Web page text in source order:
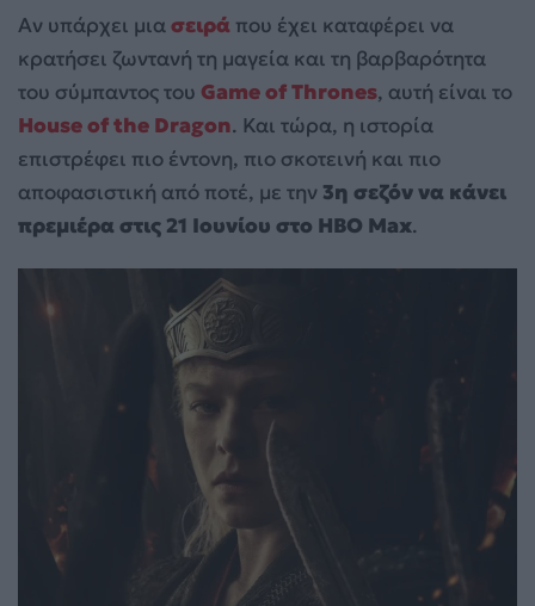
Αν υπάρχει μιασειρά που έχει καταφέρει να
κρατήσει ζωντανή τη μαγεία και τη βαρβαρότητα
του σύμπαντος του Game of Thrones, αυτή είναι το
House of the Dragon. Και τώρα, η ιστορία
επιστρέφει πιο έντονη, πιο σκοτεινή και πιο
αποφασιστική από ποτέ, με την 3η σεζόν να κάνει
πρεμιέρα στις 21 Ιουνίου στο HBO Max.